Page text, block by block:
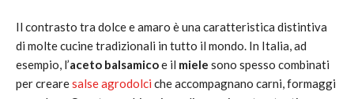
Il contrasto tra dolce e amaro è una caratteristica distintiva
di molte cucine tradizionali in tutto il mondo. In Italia, ad
esempio, l’aceto balsamicoe il miele sono spesso combinati
per crearesalse agrodolci che accompagnano carni, formaggi